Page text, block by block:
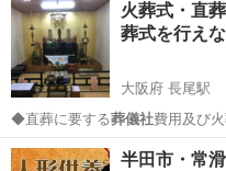
火葬式・直
葬式を行え
大阪府 長尾駅
◆直葬に要する葬儀社費用及び
社をご紹介できます …
大阪 枚方市 長尾駅
半田市・常